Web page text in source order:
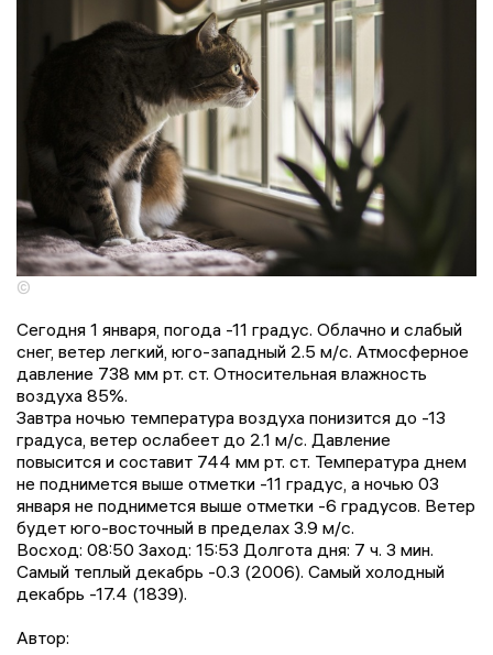
©
Сегодня 1 января, погода -11 градус. Облачно и слабый
снег, ветер легкий, юго-западный 2.5 м/с. Атмосферное
давление 738 мм рт. ст. Относительная влажность
воздуха 85%.
Завтра ночью температура воздуха понизится до -13
градусa, ветер ослабеет до 2.1 м/с. Давление
повысится и составит 744 мм рт. ст. Температура днем
не поднимется выше отметки -11 градус, a ночью 03
января не поднимется выше отметки -6 градусов. Ветер
будет юго-восточный в пределах 3.9 м/с.
Восход: 08:50 Заход: 15:53 Долгота дня: 7 ч. 3 мин.
Самый теплый декабрь -0.3 (2006). Самый холодный
декабрь -17.4 (1839).
Автор: